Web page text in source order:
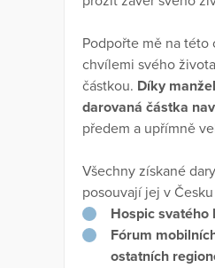
Podpořte mě na
chvílemi svého
částkou. Díky
darovaná částka
předem a upřímně
Všechny získané
posouvají jej v
Hospic svatého
Fórum
ostatních